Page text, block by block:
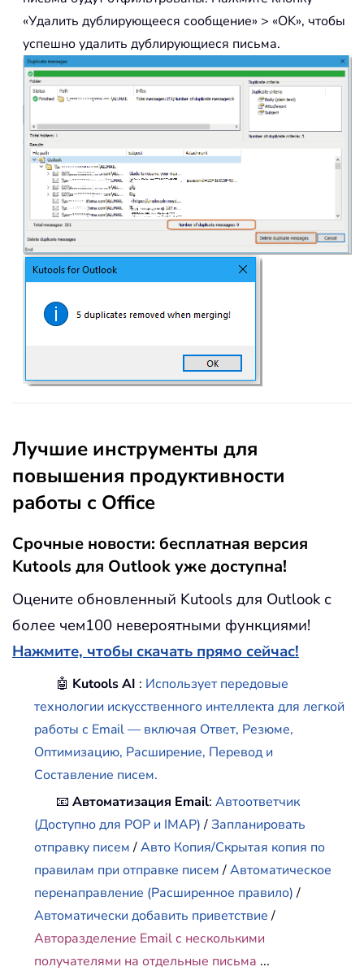
«Удалить дублирующееся сообщение» > «OK», чтобы
успешно удалить дублирующиеся письма.
Лучшие инструменты для
повышения продуктивности
работы с Office
Срочные новости: бесплатная версия
Kutools для Outlook уже доступна!
Оцените обновленный Kutools для Outlook с
более чем100 невероятными функциями!
Нажмите, чтобы скачать прямо сейчас!
🤖 Kutools AI : Использует передовые
технологии искусственного интеллекта для легкой
работы с Email — включая Ответ, Резюме,
Оптимизацию, Расширение, Перевод и
Составление писем.
📧Автоматизация Email:Автоответчик
(Доступно для POP и IMAP)/Запланировать
отправку писем/Авто Копия/Скрытая копия по
правилам при отправке писем/Автоматическое
перенаправление (Расширенное правило)/
Автоматически добавить приветствие/
Авторазделение Email с несколькими
получателями на отдельные письма ...